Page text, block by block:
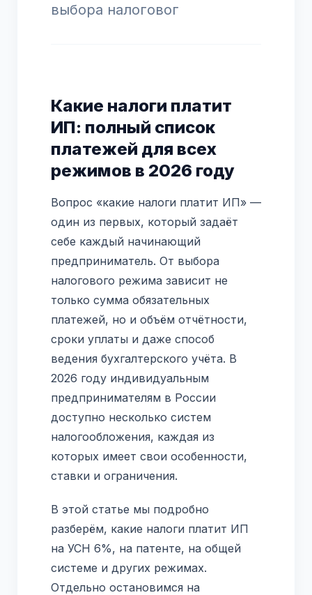
выбора налоговог
Какие налоги платит
ИП: полный список
платежей для всех
режимов в 2026 году
Вопрос «какие налоги платит ИП» —
один из первых, который задаёт
себе каждый начинающий
предприниматель. От выбора
налогового режима зависит не
только сумма обязательных
платежей, но и объём отчётности,
сроки уплаты и даже способ
ведения бухгалтерского учёта. В
2026 году индивидуальным
предпринимателям в России
доступно несколько систем
налогообложения, каждая из
которых имеет свои особенности,
ставки и ограничения.
В этой статье мы подробно
разберём, какие налоги платит ИП
на УСН 6%, на патенте, на общей
системе и других режимах.
Отдельно остановимся на